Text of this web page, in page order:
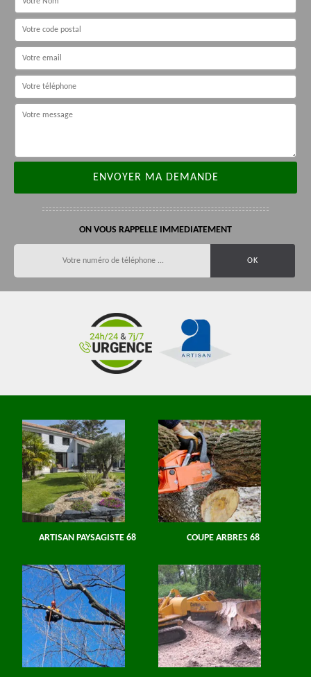
ON VOUS RAPPELLE IMMEDIATEMENT
ARTISAN PAYSAGISTE 68 COUPE ARBRES 68